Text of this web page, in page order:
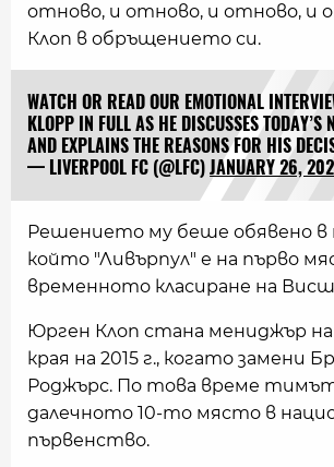
отново, и отново, и отново, и
Клоп в обръщението си.
WATCH OR READ OUR EMOTIONAL
KLOPP IN FULL AS HE DISCUSSES TODAY’S
AND EXPLAINS THE REASONS FOR HIS
— LIVERPOOL FC (@LFC)JANUARY 26,
Решението му беше обявено
който "Ливърпул" е на първо
временното класиране на
Юрген Клоп стана мениджър на
края на 2015 г., когато замени
Роджърс. По това време
далечното 10-то място в
първенство.